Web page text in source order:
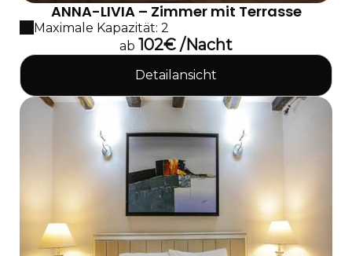
ANNA-LIVIA – Zimmer mit Terrasse
Maximale Kapazität: 2
ab 102€ /Nacht
Detailansicht